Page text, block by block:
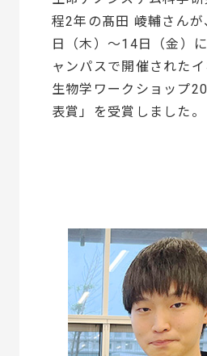
程2年の髙田 崚輔さん
日（木）～14日（金）
ャンパスで開催された
生物学ワークショップ
表賞」を受賞しました。